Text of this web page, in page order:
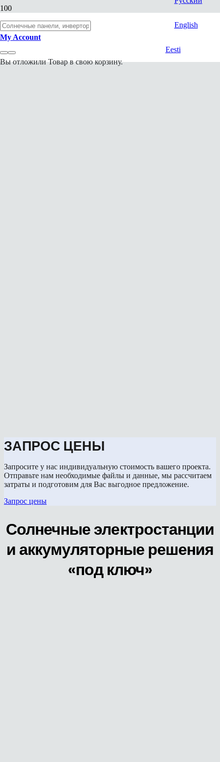
English
Eesti
My Account
Вы отложилиТоварв свою корзину.
ЗАПРОС ЦЕНЫ
Запросите у нас индивидуальную стоимость вашего проекта.
Отправьте нам необходимые файлы и данные, мы рассчитаем
затраты и подготовим для Вас выгодное предложение.
Запрос цены
Солнечные электростанции
и аккумуляторные решения
«под ключ»